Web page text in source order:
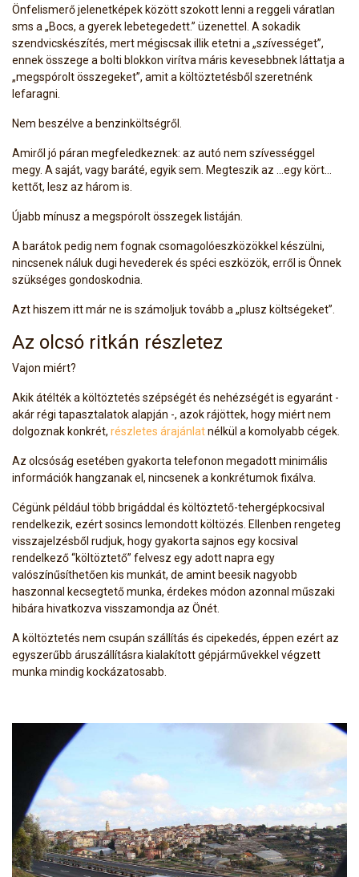
Önfelismerő jelenetképek között szokott lenni a reggeli váratlan
sms a „Bocs, a gyerek lebetegedett.” üzenettel. A sokadik
szendvicskészítés, mert mégiscsak illik etetni a „szívességet”,
ennek összege a bolti blokkon virítva máris kevesebbnek láttatja a
„megspórolt összegeket”, amit a költöztetésből szeretnénk
lefaragni.
Nem beszélve a benzinköltségről.
Amiről jó páran megfeledkeznek: az autó nem szívességgel
megy. A saját, vagy baráté, egyik sem. Megteszik az …egy kört…
kettőt, lesz az három is.
Újabb mínusz a megspórolt összegek listáján.
A barátok pedig nem fognak csomagolóeszközökkel készülni,
nincsenek náluk dugi hevederek és spéci eszközök, erről is Önnek
szükséges gondoskodnia.
Azt hiszem itt már ne is számoljuk tovább a „plusz költségeket”.
Az olcsó ritkán részletez
Vajon miért?
Akik átélték a költöztetés szépségét és nehézségét is egyaránt -
akár régi tapasztalatok alapján -, azok rájöttek, hogy miért nem
dolgoznak konkrét, részletes árajánlatnélkül a komolyabb cégek.
Az olcsóság esetében gyakorta telefonon megadott minimális
információk hangzanak el, nincsenek a konkrétumok fixálva.
Cégünk például több brigáddal és költöztető-tehergépkocsival
rendelkezik, ezért sosincs lemondott költözés. Ellenben rengeteg
visszajelzésből rudjuk, hogy gyakorta sajnos egy kocsival
rendelkező “költöztető” felvesz egy adott napra egy
valószínűsíthetően kis munkát, de amint beesik nagyobb
haszonnal kecsegtető munka, érdekes módon azonnal műszaki
hibára hivatkozva visszamondja az Önét.
A költöztetés nem csupán szállítás és cipekedés, éppen ezért az
egyszerűbb áruszállításra kialakított gépjárművekkel végzett
munka mindig kockázatosabb.